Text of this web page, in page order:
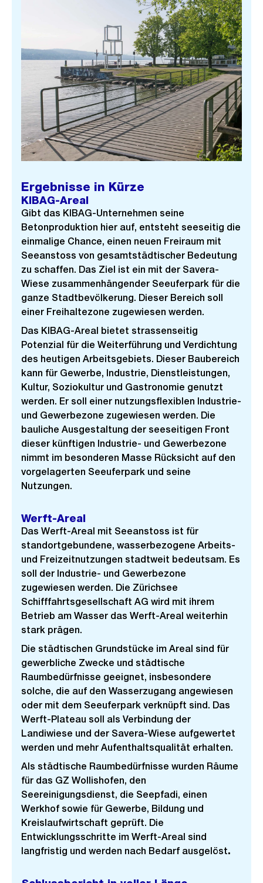
Ergebnisse in Kürze
KIBAG-Areal
Gibt das KIBAG-Unternehmen seine
Betonproduktion hier auf, entsteht seeseitig die
einmalige Chance, einen neuen Freiraum mit
Seeanstoss von gesamtstädtischer Bedeutung
zu schaffen. Das Ziel ist ein mit der Savera-
Wiese zusammenhängender Seeuferpark für die
ganze Stadtbevölkerung. Dieser Bereich soll
einer Freihaltezone zugewiesen werden.
Das KIBAG-Areal bietet strassenseitig
Potenzial für die Weiterführung und Verdichtung
des heutigen Arbeitsgebiets. Dieser Baubereich
kann für Gewerbe, Industrie, Dienstleistungen,
Kultur, Soziokultur und Gastronomie genutzt
werden. Er soll einer nutzungsflexiblen Industrie-
und Gewerbezone zugewiesen werden. Die
bauliche Ausgestaltung der seeseitigen Front
dieser künftigen Industrie- und Gewerbezone
nimmt im besonderen Masse Rücksicht auf den
vorgelagerten Seeuferpark und seine
Nutzungen.
Werft-Areal
Das Werft-Areal mit Seeanstoss ist für
standortgebundene, wasserbezogene Arbeits-
und Freizeitnutzungen stadtweit bedeutsam. Es
soll der Industrie- und Gewerbezone
zugewiesen werden. Die Zürichsee
Schifffahrtsgesellschaft AG wird mit ihrem
Betrieb am Wasser das Werft-Areal weiterhin
stark prägen.
Die städtischen Grundstücke im Areal sind für
gewerbliche Zwecke und städtische
Raumbedürfnisse geeignet, insbesondere
solche, die auf den Wasserzugang angewiesen
oder mit dem Seeuferpark verknüpft sind. Das
Werft-Plateau soll als Verbindung der
Landiwiese und der Savera-Wiese aufgewertet
werden und mehr Aufenthaltsqualität erhalten.
Als städtische Raumbedürfnisse wurden Räume
für das GZ Wollishofen, den
Seereinigungsdienst, die Seepfadi, einen
Werkhof sowie für Gewerbe, Bildung und
Kreislaufwirtschaft geprüft. Die
Entwicklungsschritte im Werft-Areal sind
langfristig und werden nach Bedarf ausgelöst.